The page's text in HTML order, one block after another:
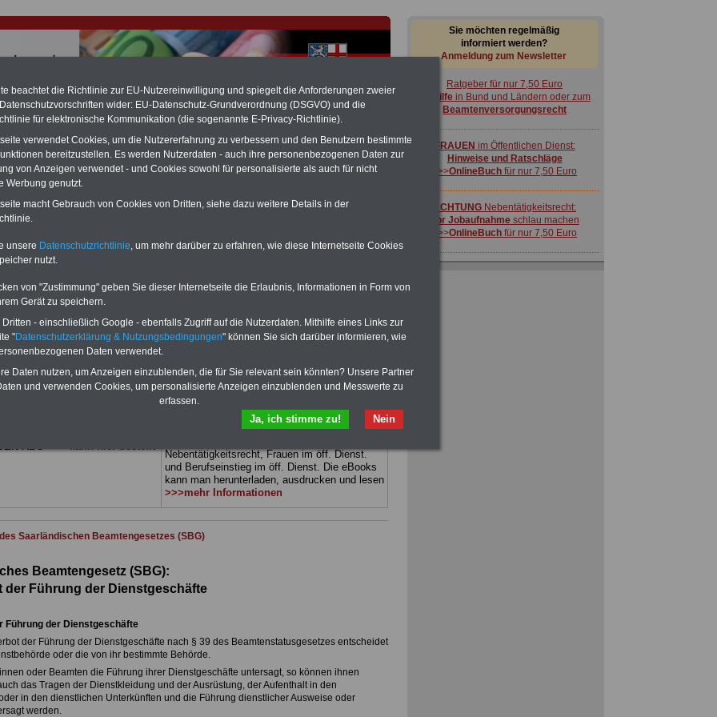
hat die Landesbesoldung von Berlin für die Jahre 2008 bis
erklärt (Berlin muss bisMärz 2027 eine Neuregelung der
die zun hohen Nachzahlungen führen wird). Auch beim Bund
wird es hohe Nachzahlungen geben (Medienberichten
hierzu eine Broschüre heraus, die unmittelbar nach dem Beschluss des
der Bundesregierung vorgelegt wird (im II. Quartal.2026 >>>
mit 3 Ratgebern für nur
für Beamtinnen
3 Ratgeber sind übersichtlich
erläutern auch komplizierte
ABO>>> kann hier bestellt
PDF-SERVICE: 10 Bücher bzw. eBooks zu
wichtigen Themen für Beamte und dem Öff.
herunterladen, auch fürBeamtinnen und
Beamte sowie Tarifbeschäftigte des
Saarlandes
Beamtenrecht, Besoldung, Beihilferecht, Rund
ums Geld im öffentlichen Dienst,
Nebentätigkeitsrecht, Frauen im öff. Dienst.
und Berufseinstieg im öff. Dienst. Die eBooks
kann man herunterladen, ausdrucken und lesen
>>>mehr Informationen
Saarländischen Beamtengesetzes (SBG)
Beamtengesetz (SBG):
der Führung der Dienstgeschäfte
Führung der Dienstgeschäfte
der Führung der Dienstgeschäfte nach § 39 des Beamtenstatusgesetzes entscheidet
oder die von ihr bestimmte Behörde.
oder Beamten die Führung ihrer Dienstgeschäfte untersagt, so können ihnen
das Tragen der Dienstkleidung und der Ausrüstung, der Aufenthalt in den
in den dienstlichen Unterkünften und die Führung dienstlicher Ausweise oder
werden.
Sie möchten regelmäßig
informiert werden?
Anmeldung zum Newsletter
Ratgeber für nur 7,50 Euro
Beihilfe in Bund und Ländern oder zum
Beamtenversorgungsrecht
FRAUEN im Öffentlichen Dienst:
Hinweise und Ratschläge
>>>OnlineBuch für nur 7,50 Euro
ACHTUNG Nebentätigkeitsrecht:
vor Jobaufnahmeschlau machen
>>>OnlineBuch für nur 7,50 Euro
beachtet die Richtlinie zur EU-Nutzereinwilligung und spiegelt die Anforderungen zweier
wider: EU-Datenschutz-Grundverordnung (DSGVO) und die
für elektronische Kommunikation (die sogenannte E-Privacy-Richtlinie).
verwendet Cookies, um die Nutzererfahrung zu verbessern und den Benutzern bestimmte
bereitzustellen. Es werden Nutzerdaten - auch ihre personenbezogenen Daten zur
von Anzeigen verwendet - und Cookies sowohl für personalisierte als auch für nicht
Werbung genutzt.
macht Gebrauch von Cookies von Dritten, siehe dazu weitere Details in der
unsere Datenschutzrichtlinie, um mehr darüber zu erfahren, wie diese Internetseite Cookies
nutzt.
von "Zustimmung" geben Sie dieser Internetseite die Erlaubnis, Informationen in Form von
Gerät zu speichern.
- einschließlich Google - ebenfalls Zugriff auf die Nutzerdaten. Mithilfe eines Links zur
"Datenschutzerklärung & Nutzungsbedingungen" können Sie sich darüber informieren, wie
Daten verwendet.
Daten nutzen, um Anzeigen einzublenden, die für Sie relevant sein könnten? Unsere Partner
und verwenden Cookies, um personalisierte Anzeigen einzublenden und Messwerte zu
erfassen.
Nein
Ja, ich stimme zu!